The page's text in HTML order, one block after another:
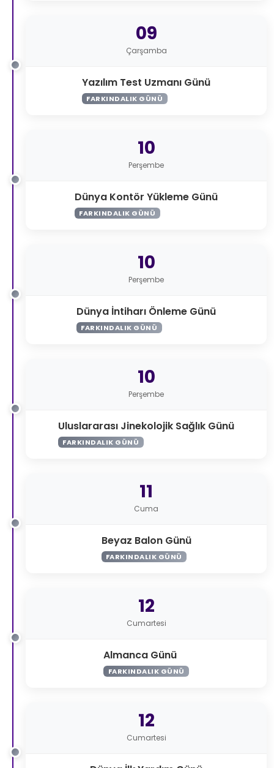
09
Çarşamba
Yazılım Test Uzmanı Günü
FARKINDALIK GÜNÜ
10
Perşembe
Dünya Kontör Yükleme Günü
FARKINDALIK GÜNÜ
10
Perşembe
Dünya İntiharı Önleme Günü
FARKINDALIK GÜNÜ
10
Perşembe
Uluslararası Jinekolojik Sağlık Günü
FARKINDALIK GÜNÜ
11
Cuma
Beyaz Balon Günü
FARKINDALIK GÜNÜ
12
Cumartesi
Almanca Günü
FARKINDALIK GÜNÜ
12
Cumartesi